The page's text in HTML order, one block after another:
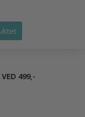
499,-